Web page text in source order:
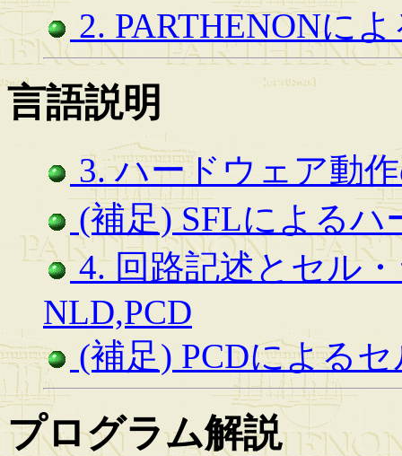
2. PARTHENONに
言語説明
3. ハードウェア動
(補足) SFLによる
4. 回路記述とセル
NLD,PCD
(補足) PCDによる
プログラム解説